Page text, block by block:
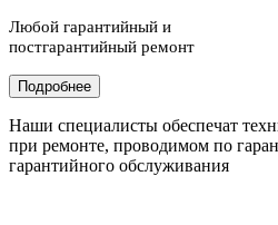
Любой гарантийный и
постгарантийный ремонт
Подробнее
Наши специалисты обеспечат
при ремонте, проводимом по
гарантийного обслуживания